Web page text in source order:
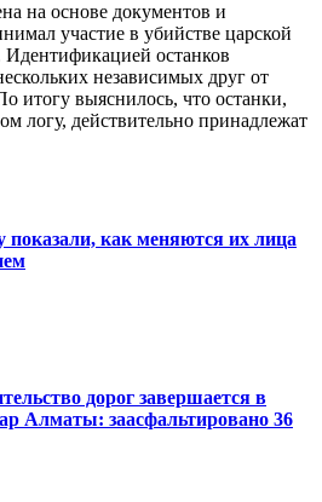
на основе документов и
участие в убийстве царской
останков
независимых друг от
итогу выяснилось, что останки,
логу, действительно принадлежат
как меняются их лица
дорог завершается в
Алматы: заасфальтировано 36